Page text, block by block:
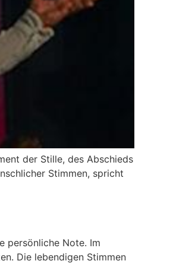
der Stille, des Abschieds
Stimmen, spricht
persönliche Note. Im
Die lebendigen Stimmen